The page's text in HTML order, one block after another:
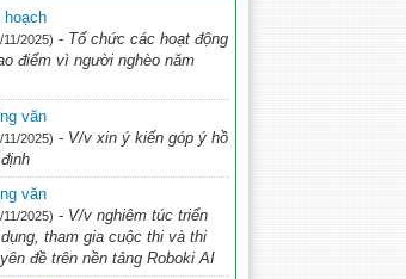
Anh trở thành ngôn ngữ thứ
trường học” giai đoạn 2025 –
nhìn 2045
(26/11/2025)
Tổ chức cuộc thi Ứng
nghệ AI vào giảng dạy chào
niệm 43 năm ngày nhà giáo
(20/11/1982 – 20/11/2025)
2025-2026 (28/10/2025)
Thi đua chuyên đề ” Đẩy
đổi số và UDCN AI trên
ROBOKI (20/10/2025)
hoạch
11/2025) - Tổ chức các hoạt động
điểm vì người nghèo năm
văn
11/2025) - V/v xin ý kiến góp ý hồ
văn
11/2025) - V/v nghiêm túc triển
tham gia cuộc thi và thi
đề trên nền tảng Roboki AI